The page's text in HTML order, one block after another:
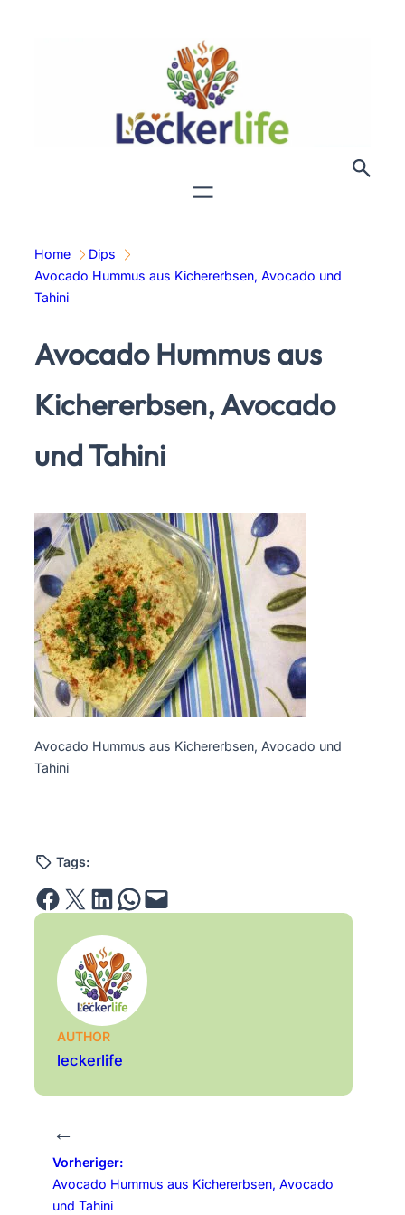
Home
Dips
Avocado Hummus aus Kichererbsen, Avocado und
Tahini
Avocado Hummus aus
Kichererbsen, Avocado
und Tahini
Avocado Hummus aus Kichererbsen, Avocado und
Tahini
Tags:
Share on Facebook Email this Page Share on LinkedIn Share on WhatsApp Email this Page
AUTHOR
leckerlife
←
Vorheriger:
Avocado Hummus aus Kichererbsen, Avocado
und Tahini